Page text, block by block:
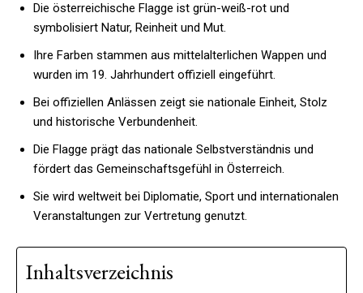
Die österreichische Flagge ist grün-weiß-rot und
symbolisiert Natur, Reinheit und Mut.
Ihre Farben stammen aus mittelalterlichen Wappen und
wurden im 19. Jahrhundert offiziell eingeführt.
Bei offiziellen Anlässen zeigt sie nationale Einheit, Stolz
und historische Verbundenheit.
Die Flagge prägt das nationale Selbstverständnis und
fördert das Gemeinschaftsgefühl in Österreich.
Sie wird weltweit bei Diplomatie, Sport und internationalen
Veranstaltungen zur Vertretung genutzt.
Inhaltsverzeichnis